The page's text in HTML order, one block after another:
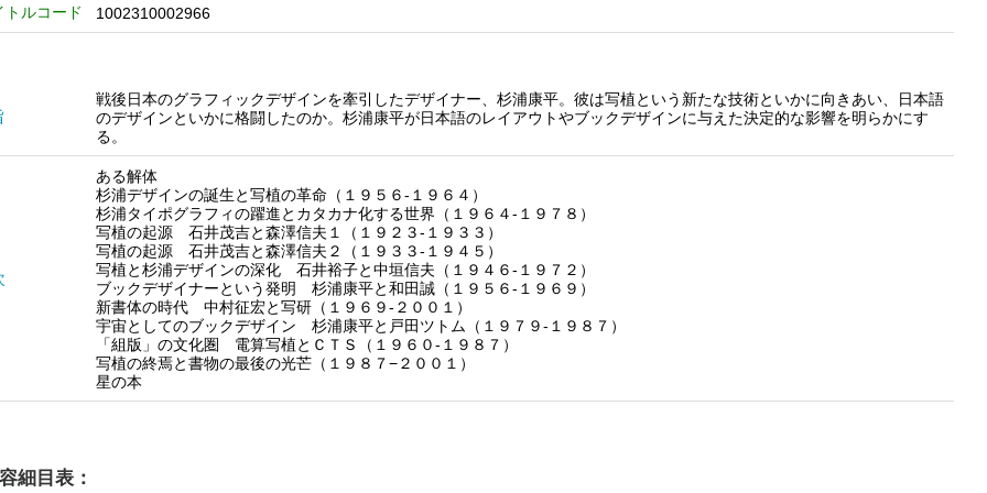
トルコード 1002310002966
戦後日本のグラフィックデザインを牽引したデザイナー、杉浦康平。彼は写植という新たな技術といかに向きあい、日本語
のデザインといかに格闘したのか。杉浦康平が日本語のレイアウトやブックデザインに与えた決定的な影響を明らかにす
る。
ある解体
杉浦デザインの誕生と写植の革命（１９５６‐１９６４）
杉浦タイポグラフィの躍進とカタカナ化する世界（１９６４‐１９７８）
写植の起源 石井茂吉と森澤信夫１（１９２３‐１９３３）
写植の起源 石井茂吉と森澤信夫２（１９３３‐１９４５）
写植と杉浦デザインの深化 石井裕子と中垣信夫（１９４６‐１９７２）
ブックデザイナーという発明 杉浦康平と和田誠（１９５６‐１９６９）
新書体の時代 中村征宏と写研（１９６９‐２００１）
宇宙としてのブックデザイン 杉浦康平と戸田ツトム（１９７９‐１９８７）
「組版」の文化圏 電算写植とＣＴＳ（１９６０‐１９８７）
写植の終焉と書物の最後の光芒（１９８７−２００１）
星の本
細目表：